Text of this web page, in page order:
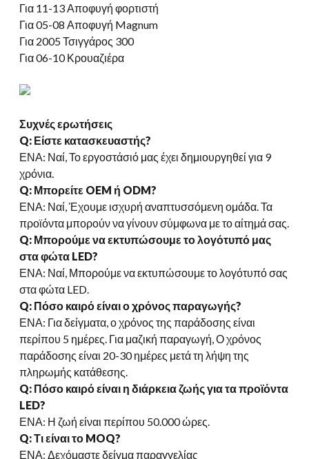
Για 11-13 Αποφυγή φορτιστή
Για 05-08 Αποφυγή Magnum
Για 2005 Τσιγγάρος 300
Για 06-10 Κρουαζιέρα
Συχνές ερωτήσεις
Q: Είστε κατασκευαστής?
ΕΝΑ: Ναί, Το εργοστάσιό μας έχει δημιουργηθεί για 9
χρόνια.
Q: Μπορείτε OEM ή ODM?
ΕΝΑ: Ναί, Έχουμε ισχυρή αναπτυσσόμενη ομάδα. Τα
προϊόντα μπορούν να γίνουν σύμφωνα με το αίτημά σας.
Q: Μπορούμε να εκτυπώσουμε το λογότυπό μας
στα φώτα LED?
ΕΝΑ: Ναί, Μπορούμε να εκτυπώσουμε το λογότυπό σας
στα φώτα LED.
Q: Πόσο καιρό είναι ο χρόνος παραγωγής?
ΕΝΑ: Για δείγματα, ο χρόνος της παράδοσης είναι
περίπου 5 ημέρες. Για μαζική παραγωγή, Ο χρόνος
παράδοσης είναι 20-30 ημέρες μετά τη λήψη της
πληρωμής κατάθεσης.
Q: Πόσο καιρό είναι η διάρκεια ζωής για τα προϊόντα
LED?
ΕΝΑ: Η ζωή είναι περίπου 50.000 ώρες.
Q: Τι είναι το MOQ?
ΕΝΑ: Δεχόμαστε δείγμα παραγγελίας